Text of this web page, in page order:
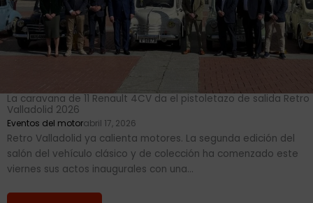
La caravana de 11 Renault 4CV da el pistoletazo de salida Retro
Valladolid 2026
Eventos del motorabril 17, 2026
Retro Valladolid ya calienta motores. La segunda edición del
salón del vehículo clásico y de colección ha comenzado este
viernes sus actos inaugurales con una...